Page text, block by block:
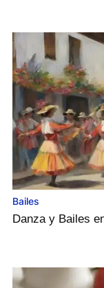
Bailes
Danza y Bailes